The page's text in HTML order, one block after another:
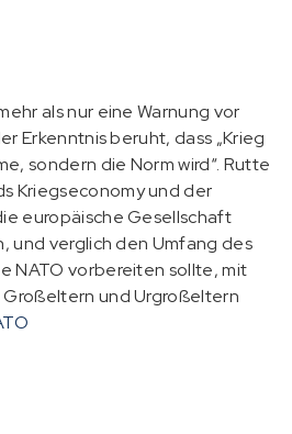
als nur eine Warnung vor
Erkenntnis beruht, dass „Krieg
sondern die Norm wird“. Rutte
Kriegseconomy und der
europäische Gesellschaft
und verglich den Umfang des
NATO vorbereiten sollte, mit
und Urgroßeltern